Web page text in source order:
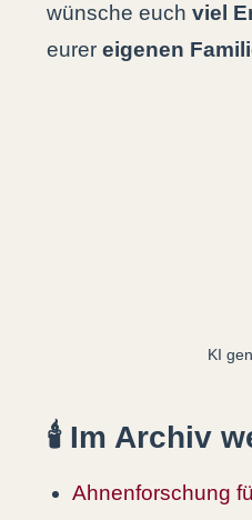
wünsche euch viel
eurer eigenen
KI
🕯️ Im Archiv
Ahnenforschung